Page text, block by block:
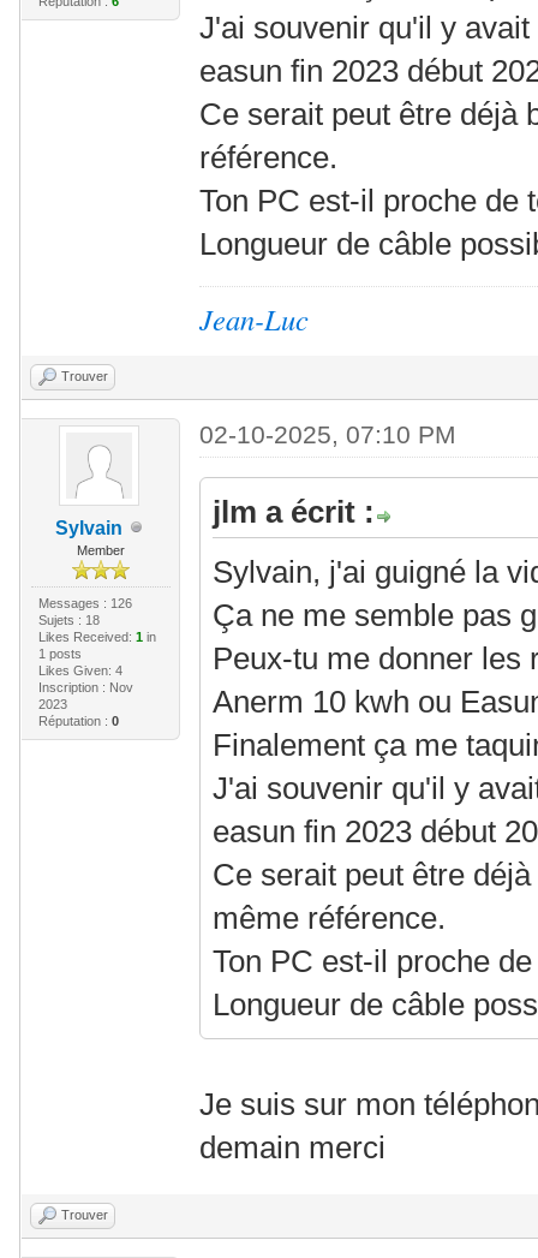
J'ai souvenir qu'il y
easun fin 2023 début
Ce serait peut être déjà
référence.
Ton PC est-il proche de
Longueur de câble
Jean-Luc
Trouver
Sylvain
Member
Messages : 126
Sujets : 18
Likes Received: 1in
1 posts
Likes Given: 4
Inscription : Nov
2023
Réputation : 0
02-10-2025, 07:10 PM
jlm a écrit :
Sylvain, j'ai guigné la
Ça ne me semble pas
Peux-tu me donner les
Anerm 10 kwh ou
Finalement ça me
J'ai souvenir qu'il y
easun fin 2023 début
Ce serait peut être
même référence.
Ton PC est-il proche
Longueur de câble
Je suis sur mon
demain merci
Trouver